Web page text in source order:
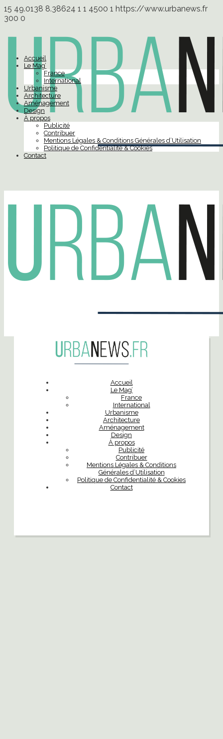
15 49.0138 8.38624 1 1 4500 1 https://www.urbanews.fr
300 0
Accueil
Le Mag’
France
International
Urbanisme
Architecture
Aménagement
Design
À propos
Publicité
Contribuer
Mentions Légales & Conditions Générales d’Utilisation
Politique de Confidentialité & Cookies
Contact
Accueil
Le Mag’
France
International
Urbanisme
Architecture
Aménagement
Design
À propos
Publicité
Contribuer
Mentions Légales & Conditions
Générales d’Utilisation
Politique de Confidentialité & Cookies
Contact